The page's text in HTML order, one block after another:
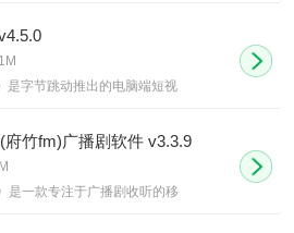
是字节跳动推出的电脑端短视
府竹fm)广播剧软件 v3.3.9
是一款专注于广播剧收听的移